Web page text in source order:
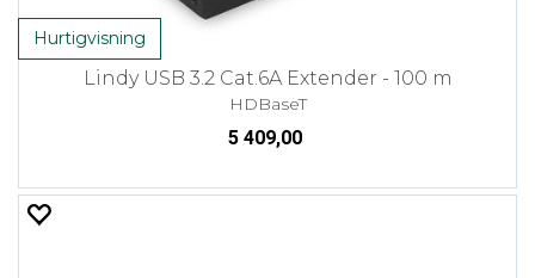
Hurtigvisning
Lindy USB 3.2 Cat.6A Extender - 100 m
HDBaseT
5 409,00